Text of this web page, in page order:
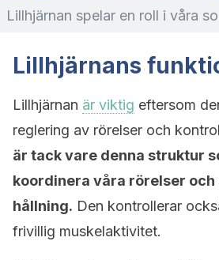
Lillhjärnan spelar en roll i våra
Lillhjärnans
Lillhjärnan är viktig eftersom
reglering av rörelser och
är tack vare denna struktur
koordinera våra rörelser
hållning. Den kontrollerar
frivillig muskelaktivitet.